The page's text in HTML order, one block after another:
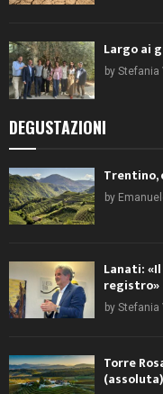
Largo ai
by Stefania
DEGUSTAZIONI
Trentino,
by
Lanati:
registro»
by Stefania
Torre
(assoluta)